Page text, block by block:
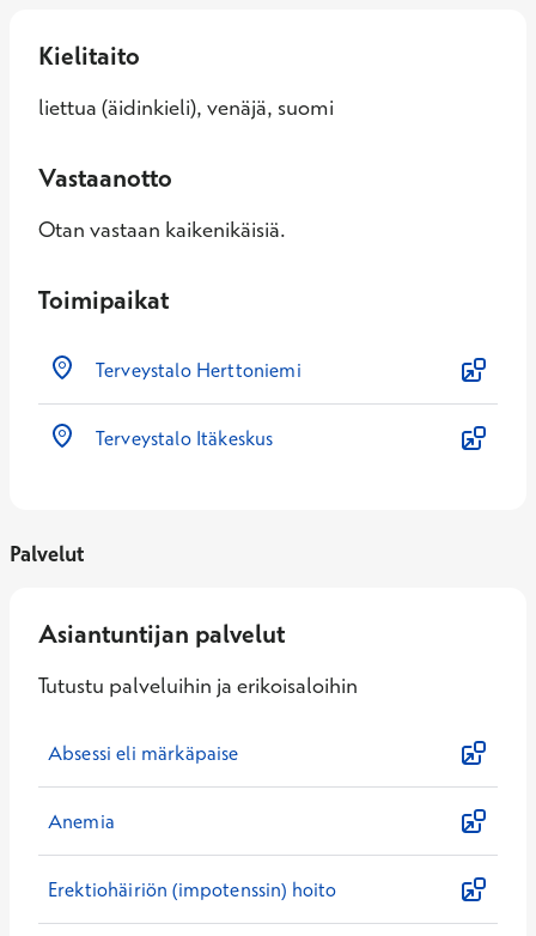
Kielitaito
liettua (äidinkieli), venäjä, suomi
Vastaanotto
Otan vastaan kaikenikäisiä.
Toimipaikat
Terveystalo Herttoniemi
Terveystalo Itäkeskus
Palvelut
Asiantuntijan palvelut
Tutustu palveluihin ja erikoisaloihin
Absessi eli märkäpaise
Anemia
Erektiohäiriön (impotenssin) hoito